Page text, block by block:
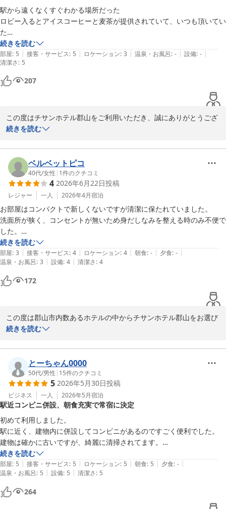
駅から遠くなくすぐわかる場所だった
ロビー入るとアイスコーヒーと麦茶が提供されていて、いつも頂いてい
た
お部屋の入り口がちょっと狭いかなと思うくらいで、お部屋自体は清潔
感があった
ベッドのサイズも硬さも満足でした
郡山に来ることがあれば、また使いたいです
続きを読む
部屋: 5 | 接客・サービス: 5 | ロケーション: 3 | 温泉・お風呂: - | 設備: - |
清潔さ: 5
207
この度はチサンホテル郡山をご利用いただき、誠にありがとうござ
いました。
駅からのアクセスに関しまして、JR郡山駅西口より徒歩2分という
立地は多くのお客様からご好評をいただいております。
また、ロビーにてご提供しておりますウェルカムドリンクもご活用
いただけたとのこと、大変嬉しく存じます。
お部屋の入り口に関しましては、貴重なご意見をいただきありがと
うございます。いただいたご意見は今後の運営の参考にさせていた
だきます。
一方で、お部屋の清潔感やベッドの寝心地にご満足いただけたご様
子を伺い、スタッフ一同安堵いたしました。
また郡山へお越しの際は、ぜひ当ホテルをご利用ください。
スタッフ一同、お客様のまたのおこしを心よりお待ちしておりま
チサンホテル郡山
福重
2026-06-30
続きを読む
ベルベットピコ
40代/女性 | 1件のクチコミ
4 2026年6月22日投稿
レジャー 一人 2026年4月宿泊
お部屋はコンパクトで新しくないですが清潔に保たれていました。
洗面所が狭く、コンセントが無いため身だしなみを整える時のみ不便で
した。
朝食が種類豊富、特に福島で有名なメニューがたくさんあり美味しかっ
たです。
ホットドリンクを部屋に持ち帰れるサービスも嬉しかったです。
続きを読む
部屋: 3 | 接客・サービス: 4 | ロケーション: 4 | 朝食: - | 夕食: - |
温泉・お風呂: 3 | 設備: 4 | 清潔さ: 4
172
この度は郡山市内数あるホテルの中からチサンホテル郡山をお選び
いただき誠に有難うございました。
ご好評のコメントを賜り大変うれしく感じております。
今後とも皆様に快適にご利用いただけるよう益々サービスに磨きを
かけてまいります。
次回郡山へおこしの折にも当ホテルをご指名いただければ幸いに存
じます。
この度はお忙しい中わざわざご投稿いただき誠にありがとうござい
ました。
またのご来館をスタッフ一同心よりお待ち申し上げます。
チサンホテル郡山
福重
チサンホテル郡山
続きを読む
とーちゃん0000
50代/男性 | 15件のクチコミ
5 2026年5月30日投稿
ビジネス 一人 2026年5月宿泊
駅近コンビニ併設、朝食充実で常宿に決定
初めて利用しました。
駅に近く、建物内に併設してコンビニがあるのですごく便利でした。
建物は確かに古いですが、綺麗に清掃されてます。
朝食は種類が多く、朝から楽しめました。朝食スタッフの挨拶も明るく
朝から良い日になりました。
また予約しました。常宿にしようと思います。
続きを読む
部屋: 5 | 接客・サービス: 5 | ロケーション: 5 | 朝食: 5 | 夕食: - |
温泉・お風呂: 5 | 設備: 5 | 清潔さ: 5
264